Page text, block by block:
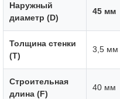
Наружный
диаметр (D)
45 мм
Толщина стенки
(T)
3,5 мм
Строительная
длина (F)
40 мм